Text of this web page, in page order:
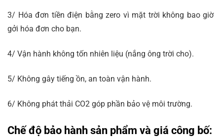
3/ Hóa đơn tiền điện bằng zero vì mặt trời không bao giờ
gởi hóa đơn cho bạn.
4/ Vận hành không tốn nhiên liệu (nắng ông trời cho).
5/ Không gây tiếng ồn, an toàn vận hành.
6/ Không phát thải CO2 góp phần bảo vệ môi trường.
Chế độ bảo hành sản phẩm và giá công bố: